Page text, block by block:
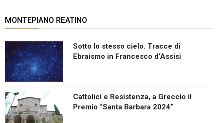
MONTEPIANO REATINO
Sotto lo stesso cielo. Tracce di
Ebraismo in Francesco d’Assisi
Cattolici e Resistenza, a Greccio il
Premio “Santa Barbara 2024”